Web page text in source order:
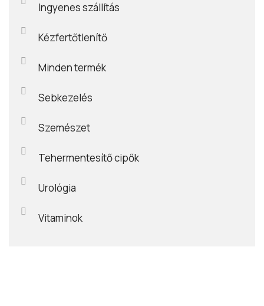
Ingyenes szállítás
Kézfertőtlenítő
Minden termék
Sebkezelés
Szemészet
Tehermentesítő cipők
Urológia
Vitaminok